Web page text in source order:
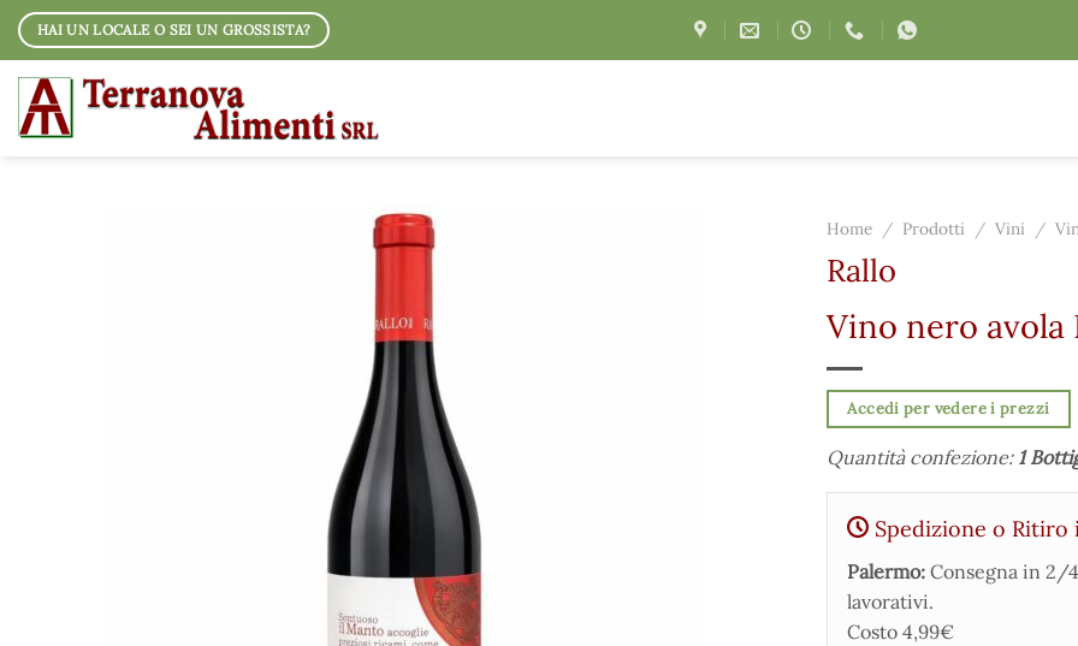
Salta
contenuti
HAI UN LOCALE O SEI UN GROSSISTA?
Home / Prodotti / Vini /
Rallo
Vino nero avola
Accedi per vedere i prezzi
Quantità confezione: 1
Spedizione o Ritiro
Palermo: Consegna in 2/
lavorativi.
Costo 4,99€